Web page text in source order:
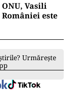
Vasili
este
Urmărește